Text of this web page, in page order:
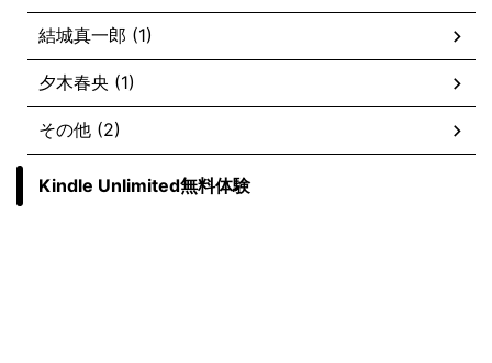
結城真一郎 (1)
夕木春央 (1)
その他 (2)
Kindle Unlimited無料体験